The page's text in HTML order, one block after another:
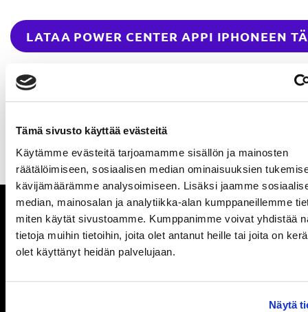
Tämä sivusto käyttää evästeitä
Käytämme evästeitä tarjoamamme sisällön ja mainosten
räätälöimiseen, sosiaalisen median ominaisuuksien
kävijämäärämme analysoimiseen. Lisäksi jaamme
median, mainosalan ja analytiikka-alan kumppaneillemme
miten käytät sivustoamme. Kumppanimme voivat yhdistää
tietoja muihin tietoihin, joita olet antanut heille tai joita on
olet käyttänyt heidän palvelujaan.
Näytä
LATAA POWER CENTER APPI IPHONEEN
LATAA POWER CENTER APPI ANDROIDIIN
Pysy ajan tasalla
Ole ensimmäinen, joka saa tietää mitä
Powerilla tapahtuu ja saat ensimmäisenä